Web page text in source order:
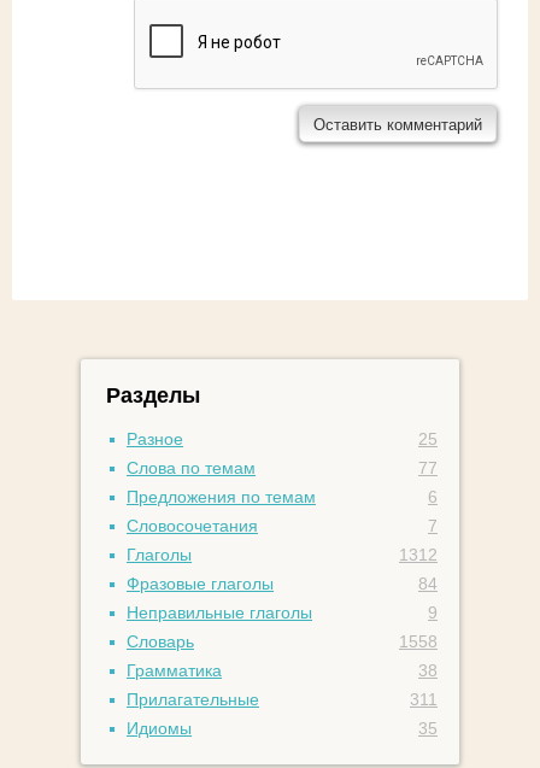
Разделы
Разное
25
Слова по темам
77
Предложения по темам
6
Словосочетания
7
Глаголы
1312
Фразовые глаголы
84
Неправильные глаголы
9
Словарь
1558
Грамматика
38
Прилагательные
311
Идиомы
35